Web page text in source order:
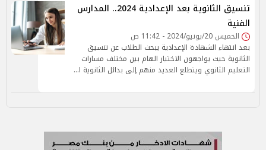
تنسيق الثانوية بعد الإعدادية 2024.. المدارس
الفنية
الخميس 20/يونيو/2024 - 11:42 ص
بعد انتهاء الشهادة الإعدادية يبحث الطلاب عن تنسيق
الثانوية حيث يواجهون الاختيار الهام بين مختلف مسارات
التعليم الثانوي ويتطلع العديد منهم إلى بدائل الثانوية ا…